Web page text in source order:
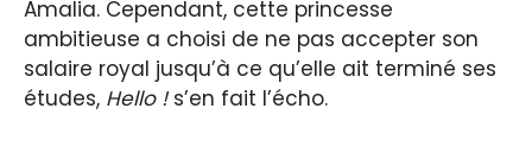
Amalia. Cependant, cette princesse
ambitieuse a choisi de ne pas accepter son
salaire royal jusqu’à ce qu’elle ait terminé ses
études, Hello !s’en fait l’écho.